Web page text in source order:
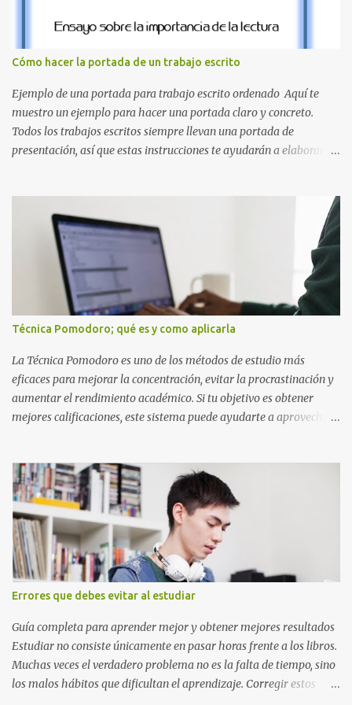
la Q en amarillo brillante, junto con la N y la P en un verde
inspirado en los niveles de los juegos. Formas icónicas : No te
pierdas la letra O , diseñada con ese estilo geométrico tan carac...
Cómo hacer la portada de un trabajo escrito
Ejemplo de una portada para trabajo escrito ordenado Aquí te
muestro un ejemplo para hacer una portada claro y concreto.
Todos los trabajos escritos siempre llevan una portada de
presentación, así que estas instrucciones te ayudarán a elaborar
compartir el enlace de este artículo para que así como a ti también
ellos se puedan guiar con esta explicación. Los datos esenciales
para una portada para presentar un trabajo escrito a mano o
impreso son los siguientes y en este orden: Nombre de la escuela o
del instituto (Es muy importante este dato) Título del trabajo
(Puede ser: Ensayo sobre la lectura, o Informe de computación)
Nombre completo del alumno que va a presentar dicho trabajo
escrito La clase, materia ó asignatura Grupo Nombre del maestro
o catedrático Ciudad y fecha...
Técnica Pomodoro; qué es y como aplicarla
La Técnica Pomodoro es uno de los métodos de estudio más
eficaces para mejorar la concentración, evitar la procrastinación y
aumentar el rendimiento académico. Si tu objetivo es obtener
mejores calificaciones, este sistema puede ayudarte a aprovechar
Técnica Pomodoro es un método de administración del tiempo
creado para mejorar la concentración y la productividad. Consiste
en dividir el estudio en bloques cortos de trabajo intenso,
separados por pequeños descansos que ayudan al cerebro a
recuperarse. A diferencia de estudiar durante horas seguidas, este
sistema aprovecha la capacidad natural del cerebro para
mantener la atención durante periodos limitados, lo que permite
aprender más en menos tiempo y recordar mejor la información.
Si alguna vez has sentido que pasas muchas horas frente a los
libros pero aprendes poco, la Técnica Pomodoro puede marcar u...
Errores que debes evitar al estudiar
Guía completa para aprender mejor y obtener mejores resultados
Estudiar no consiste únicamente en pasar horas frente a los libros.
Muchas veces el verdadero problema no es la falta de tiempo, sino
los malos hábitos que dificultan el aprendizaje. Corregir estos